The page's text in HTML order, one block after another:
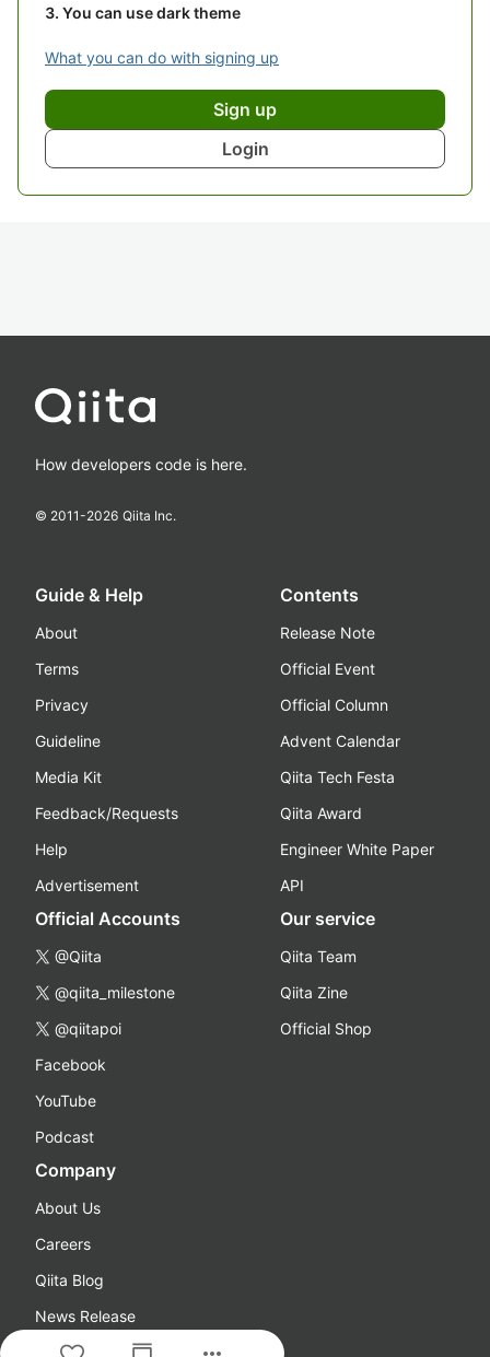
You can use dark theme
What you can do with signing up
Sign up
Login
How developers code is here.
© 2011-2026 Qiita Inc.
Guide & Help
About
Terms
Privacy
Guideline
Media Kit
Feedback/Requests
Help
Advertisement
Contents
Release Note
Official Event
Official Column
Advent Calendar
Qiita Tech Festa
Qiita Award
Engineer White Paper
API
Official Accounts
@Qiita
@qiita_milestone
@qiitapoi
Facebook
YouTube
Podcast
Our service
Qiita Team
Qiita Zine
Official Shop
Company
About Us
Careers
Qiita Blog
News Release